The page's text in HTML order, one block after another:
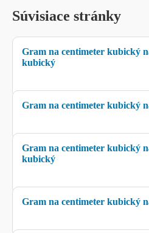
Súvisiace stránky
Gram na centimeter kubický
kubický
Gram na centimeter kubický
Gram na centimeter kubický
kubický
Gram na centimeter kubický